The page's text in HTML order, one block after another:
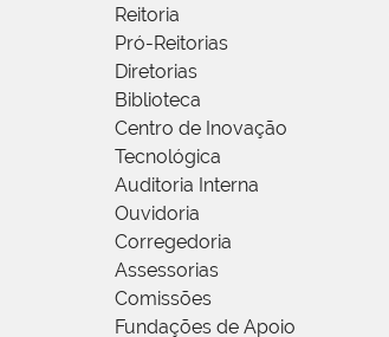
Reitoria
Pró-Reitorias
Diretorias
Biblioteca
Centro de Inovação
Tecnológica
Auditoria Interna
Ouvidoria
Corregedoria
Assessorias
Comissões
Fundações de Apoio